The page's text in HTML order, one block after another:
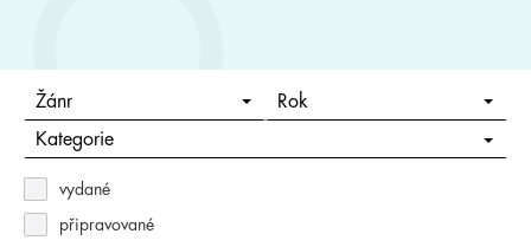
Žánr Rok
Kategorie
vydané
připravované